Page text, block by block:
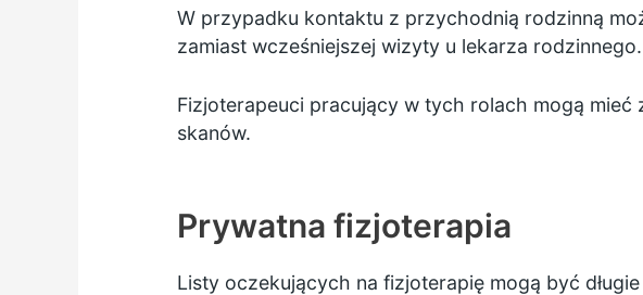
W przypadku kontaktu z przychodnią rodzinną
zamiast wcześniejszej wizyty u lekarza rodzinnego.
Fizjoterapeuci pracujący w tych rolach mogą mieć
skanów.
Prywatna fizjoterapia
Listy oczekujących na fizjoterapię mogą być